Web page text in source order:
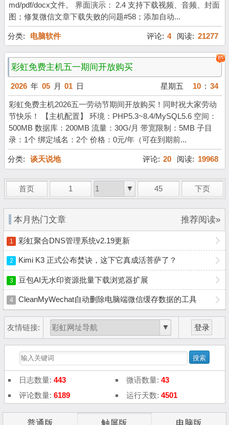
md/pdf/docx文件。 界面演示： 2.4 支持下载视频、音频、封面
图；修复微信文章下载失败的问题#58；添加自动...
分类: 电脑软件 评论: 4 阅读: 21277
彩虹免费主机五一期间开放购买
2026 年 05 月 01 日 星期五 10 : 34
彩虹免费主机2026五一劳动节期间开放购买！同时祝大家劳动
节快乐！ 【主机配置】 环境：PHP5.3~8.4/MySQL5.6 空间：
500MB 数据库：200MB 流量：30G/月 带宽限制：5MB 子目
录：1个 绑定域名：2个 价格：0元/年（可在到期前...
分类: 谈天说地 评论: 20 阅读: 19968
首页 1 45 下页
本月热门文章 推荐阅读»
1 彩虹聚合DNS管理系统v2.19更新
2 Kimi K3 正式公布焚诀，这下它真成活菩萨了？
3 豆包AI无水印资源批量下载浏览器扩展
4 CleanMyWechat自动删除电脑端微信缓存数据的工具
友情链接: 登录
日志数量: 443 微语数量: 43
评论数量: 6189 运行天数: 4501
普通版 触屏版 电脑版